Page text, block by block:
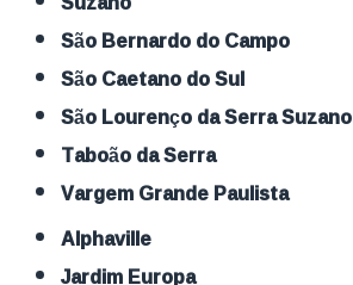
São Bernardo do Campo
São Caetano do Sul
São Lourenço da Serra Suzano
Taboão da Serra
Vargem Grande Paulista
Alphaville
Jardim Europa